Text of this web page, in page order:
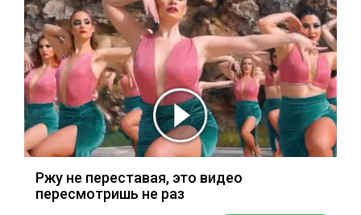
Ржу не переставая, это видео
пересмотришь не раз